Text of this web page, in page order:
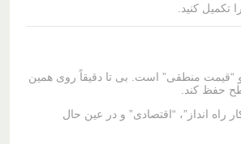
تکمیل کنید.
“قیمت منطقی” است. بی تا دقیقاً روی همین
حفظ کند.
“کار راه انداز”، “اقتصادی” و در عین حال